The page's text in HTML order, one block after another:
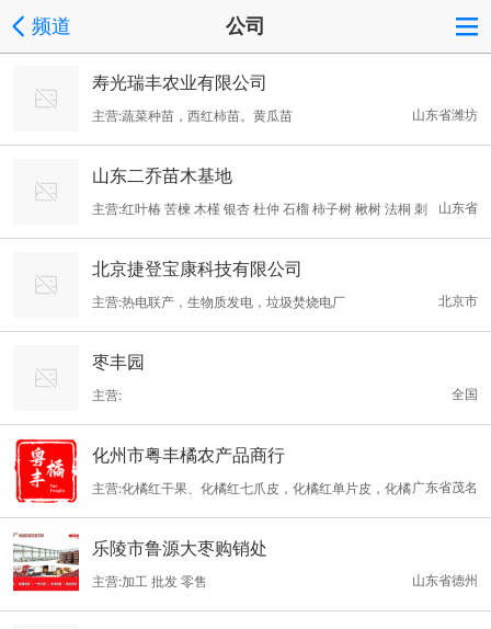
频道 公司
寿光瑞丰农业有限公司
山东省潍坊
主营:蔬菜种苗，西红柿苗。黄瓜苗
山东二乔苗木基地
山东省
主营:红叶椿 苦楝 木槿 银杏 杜仲 石榴 柿子树 楸树 法桐 刺
槐 北栾 丝棉木 银杏 毛白杨 榉树 朴树 千头椿 合欢 紫薇 紫叶李 泡
桐 黄连木
北京捷登宝康科技有限公司
北京市
主营:热电联产，生物质发电，垃圾焚烧电厂
枣丰园
全国
主营:
化州市粤丰橘农产品商行
广东省茂名
主营:化橘红干果、化橘红七爪皮，化橘红单片皮，化橘
红切片、化橘红切丝，化橘红花茶、化橘红生果、化橘红礼品装、
化橘红礼盒装
乐陵市鲁源大枣购销处
山东省德州
主营:加工 批发 零售